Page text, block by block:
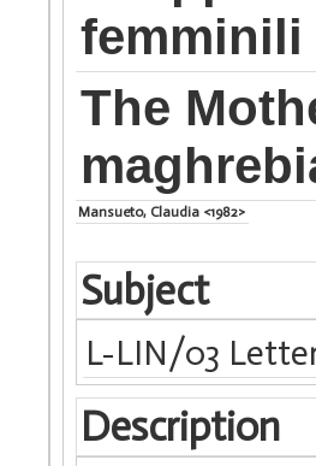
femminili
The
Mansueto, Claudia <1982>
Subject
L-LIN/03
Description